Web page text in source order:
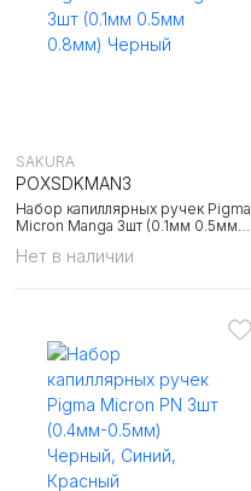
Нет в наличии
Набор капиллярных ручек Pigma
Micron Manga 3шт (0.1мм 0.5мм
SAKURA
POXSDKMAN3